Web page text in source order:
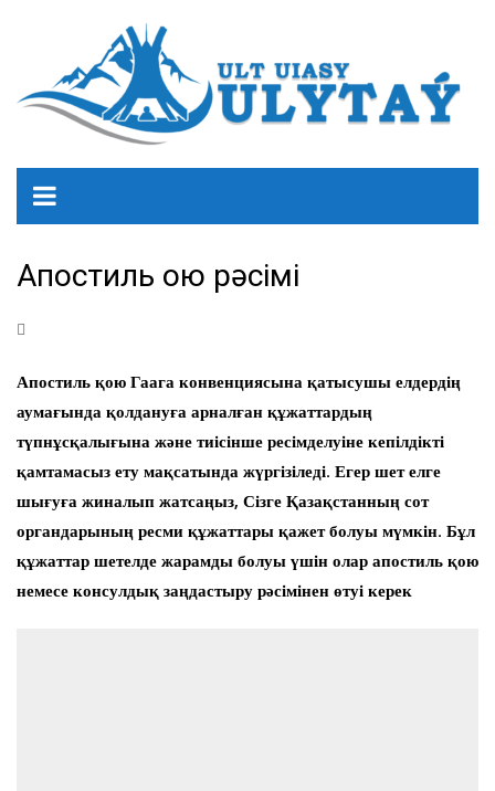
Апостиль қою рәсімі
Апостиль қою Гаага конвенциясына қатысушы елдердің
аумағында қолдануға арналған құжаттардың
түпнұсқалығына және тиісінше ресімделуіне кепілдікті
қамтамасыз ету мақсатында жүргізіледі. Егер шет елге
шығуға жиналып жатсаңыз, Сізге Қазақстанның сот
органдарының ресми құжаттары қажет болуы мүмкін. Бұл
құжаттар шетелде жарамды болуы үшін олар апостиль қою
немесе консулдық заңдастыру рәсімінен өтуі керек